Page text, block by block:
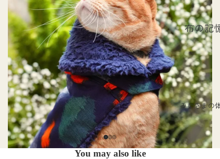
布の記
首輪の
なし
ハレの
のはな
ほんも
フォト
撮り方
みなさまの
You may also like